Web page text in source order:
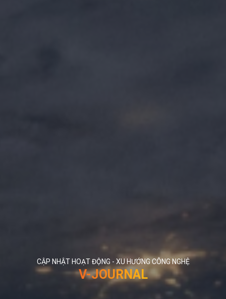
CẬP NHẬT HOẠT ĐỘNG - XU HƯỚNG CÔNG NGHỆ
V-JOURNAL